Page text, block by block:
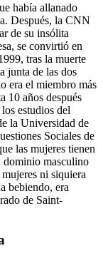
había allanado
Después, la CNN
de su insólita
se convirtió en
tras la muerte
junta de las dos
era el miembro más
10 años después
estudios del
la Universidad de
Sociales de
las mujeres tienen
dominio masculino
ni siquiera
bebiendo, era
de Saint-